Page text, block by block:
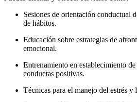
Sesiones de orientación conductual
de hábitos.
Educación sobre estrategias de
emocional.
Entrenamiento en establecimiento
conductas positivas.
Técnicas para el manejo del estrés y